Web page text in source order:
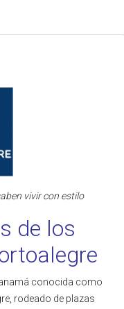
vivir con estilo
de los
conocida como
rodeado de plazas